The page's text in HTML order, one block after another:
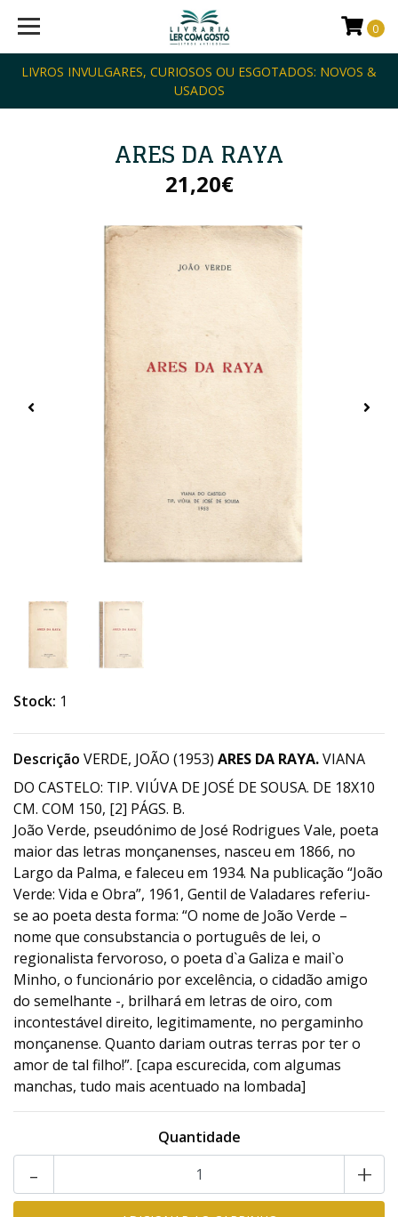
LIVROS INVULGARES, CURIOSOS OU ESGOTADOS: NOVOS &
USADOS
0
ARES DA RAYA
21,20€
Stock: 1
Descrição VERDE, JOÃO (1953) ARES DA RAYA.VIANA
DO CASTELO: TIP. VIÚVA DE JOSÉ DE SOUSA. DE 18X10
CM. COM 150, [2] PÁGS. B.
João Verde, pseudónimo de José Rodrigues Vale, poeta
maior das letras monçanenses, nasceu em 1866, no
Largo da Palma, e faleceu em 1934. Na publicação “João
Verde: Vida e Obra”, 1961, Gentil de Valadares referiu-
se ao poeta desta forma: “O nome de João Verde –
nome que consubstancia o português de lei, o
regionalista fervoroso, o poeta d`a Galiza e mail`o
Minho, o funcionário por excelência, o cidadão amigo
do semelhante -, brilhará em letras de oiro, com
incontestável direito, legitimamente, no pergaminho
monçanense. Quanto dariam outras terras por ter o
amor de tal filho!”. [capa escurecida, com algumas
manchas, tudo mais acentuado na lombada]
Quantidade
+
-